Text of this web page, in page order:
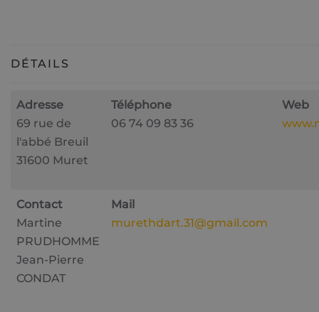
DÉTAILS
Adresse
69 rue de
l'abbé Breuil
31600 Muret
Téléphone
06 74 09 83 36
Web
Contact
Martine
PRUDHOMME
Jean-Pierre
CONDAT
Mail
murethdart.31@gmail.com